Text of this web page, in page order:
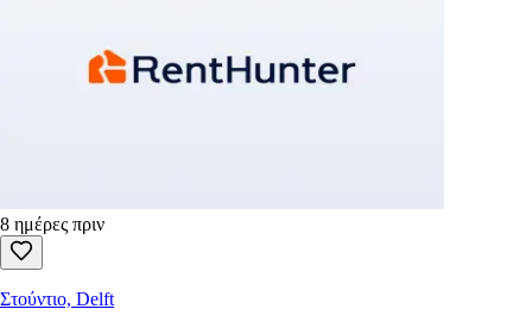
8 ημέρες πριν
Στούντιο, Delft